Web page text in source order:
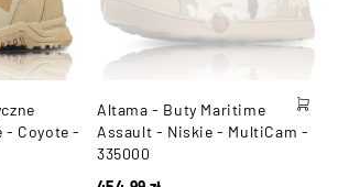
- Coyote -
Altama - Buty Maritime
Assault - Niskie - MultiCam -
335000